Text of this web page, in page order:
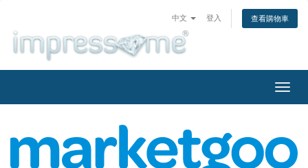
中文 登入 查看購物車
切
換